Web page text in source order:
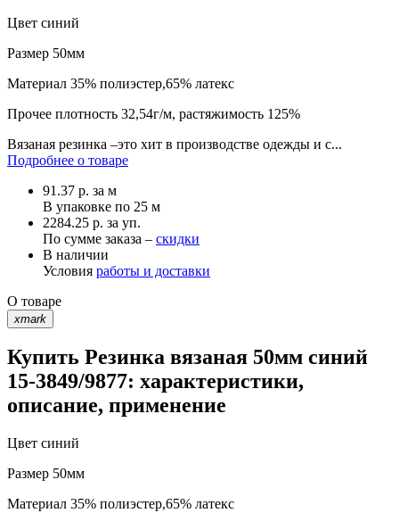
Цвет синий
Размер 50мм
Материал 35% полиэстер,65% латекс
Прочее плотность 32,54г/м, растяжимость 125%
Вязаная резинка –это хит в производстве одежды и с...
Подробнее о товаре
91.37 р. за м
В упаковке по 25 м
2284.25 р. за уп.
По сумме заказа – скидки
В наличии
Условия работы и доставки
О товаре
xmark
Купить Резинка вязаная 50мм синий
15-3849/9877: характеристики,
описание, применение
Цвет синий
Размер 50мм
Материал 35% полиэстер,65% латекс